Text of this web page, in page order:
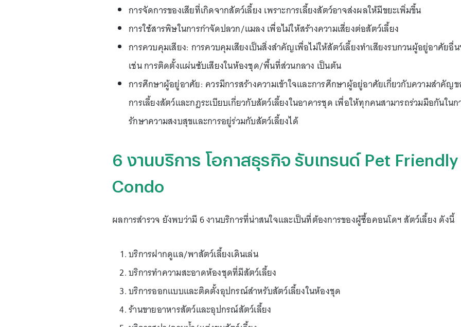
การจัดการของเสียที่เกิดจากสัตว์เลี้ยง เพราะการเลี้ยงสัตว์อาจส่งผลให้มีขยะเพิ่มขึ้น
การใช้สารพิษในการกำจัดปลวก/แมลง เพื่อไม่ให้สร้างความเสี่ยงต่อสัตว์เลี้ยง
การควบคุมเสียง: การควบคุมเสียงเป็นสิ่งสำคัญเพื่อไม่ให้สัตว์เลี้ยงทำเสียงรบกวนผู้อยู่อาศัยอื่
เช่น การติดตั้งแผ่นซับเสียงในห้องชุด/พื้นที่ส่วนกลาง เป็นต้น
การศึกษาผู้อยู่อาศัย: ควรมีการสร้างความเข้าใจและการศึกษาผู้อยู่อาศัยเกี่ยวกับความสำคัญ
การเลี้ยงสัตว์และกฎระเบียบเกี่ยวกับสัตว์เลี้ยงในอาคารชุด เพื่อให้ทุกคนสามารถร่วมมือกันในก
รักษาความสงบสุขและการอยู่ร่วมกับสัตว์เลี้ยงได้
6 งานบริการ โอกาสธุรกิจ รับเทรนด์ Pet Friendly
Condo
ผลการสำรวจ ยังพบว่ามี 6 งานบริการที่น่าสนใจและเป็นที่ต้องการของผู้ซื้อคอนโดฯ สัตว์เลี้ยง ดังนี้
บริการฝากดูแล/พาสัตว์เลี้ยงเดินเล่น
บริการทำความสะอาดห้องชุดที่มีสัตว์เลี้ยง
บริการออกแบบและติดตั้งอุปกรณ์สำหรับสัตว์เลี้ยงในห้องชุด
ร้านขายอาหารสัตว์และอุปกรณ์สัตว์เลี้ยง